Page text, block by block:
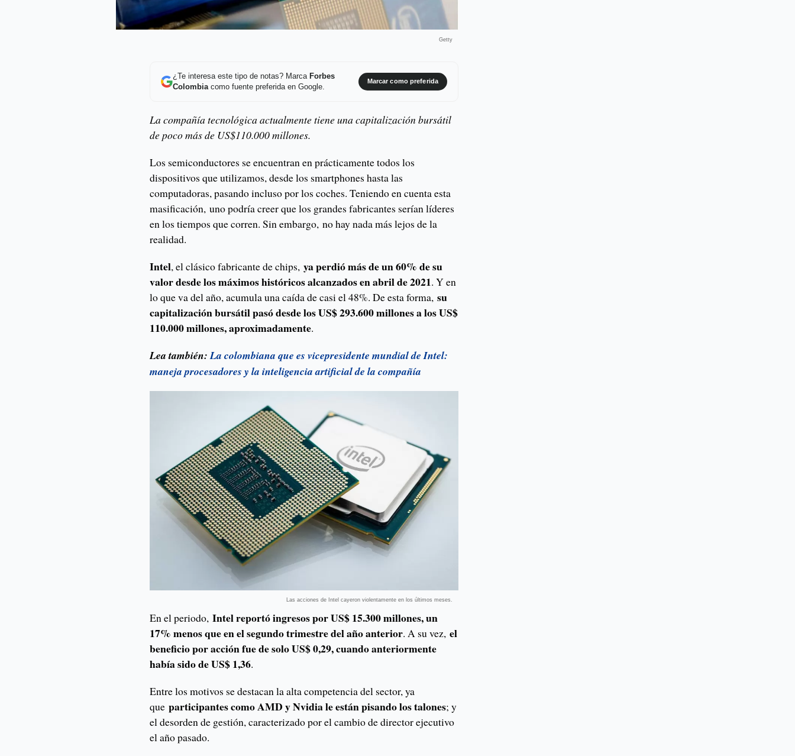
Getty
¿Te interesa este tipo de notas? Marca Forbes
Colombiacomo fuente preferida en Google.
Marcar como preferida
La compañía tecnológica actualmente tiene una capitalización bursátil
de poco más de US$110.000 millones.
Los semiconductores se encuentran en prácticamente todos los
dispositivos que utilizamos, desde los smartphones hasta las
computadoras, pasando incluso por los coches. Teniendo en cuenta esta
masificación, uno podría creer que los grandes fabricantes serían líderes
en los tiempos que corren. Sin embargo, no hay nada más lejos de la
realidad.
Intel, el clásico fabricante de chips,ya perdió más de un 60% de su
valor desde los máximos históricos alcanzados en abril de 2021. Y en
lo que va del año, acumula una caída de casi el 48%. De esta forma,su
capitalización bursátil pasó desde los US$ 293.600 millones a los US$
110.000 millones, aproximadamente.
Lea también:La colombiana que es vicepresidente mundial de Intel:
maneja procesadores y la inteligencia artificial de la compañía
Las acciones de Intel cayeron violentamente en los últimos meses.
En el periodo,Intel reportó ingresos por US$ 15.300 millones, un
17% menos que en el segundo trimestre del año anterior. A su vez,el
beneficio por acción fue de solo US$ 0,29, cuando anteriormente
había sido de US$ 1,36.
Entre los motivos se destacan la alta competencia del sector, ya
queparticipantes como AMD y Nvidia le están pisando los talones; y
el desorden de gestión, caracterizado por el cambio de director ejecutivo
el año pasado.